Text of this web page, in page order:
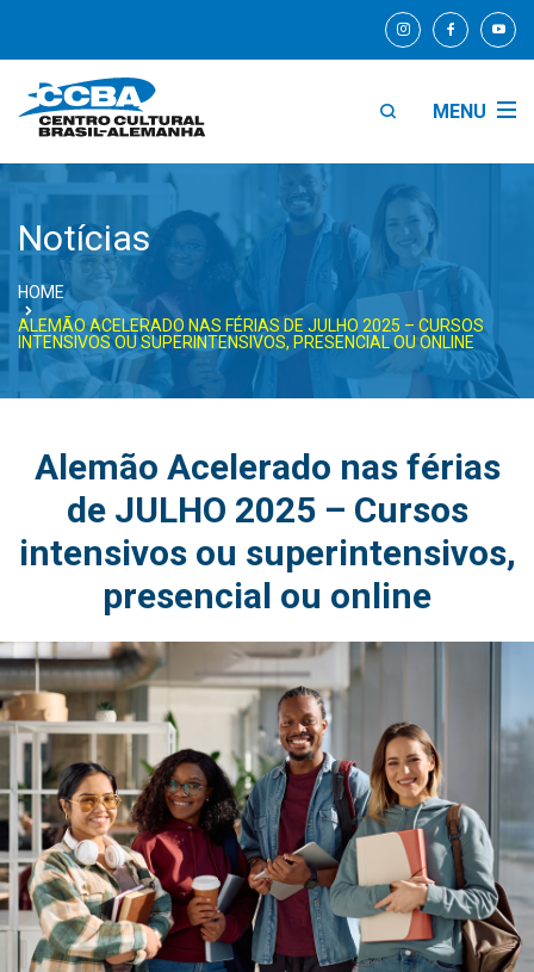
MENU
Notícias
HOME
ALEMÃO ACELERADO NAS FÉRIAS DE JULHO 2025 – CURSOS
INTENSIVOS OU SUPERINTENSIVOS, PRESENCIAL OU ONLINE
Alemão Acelerado nas férias
de JULHO 2025 – Cursos
intensivos ou superintensivos,
presencial ou online